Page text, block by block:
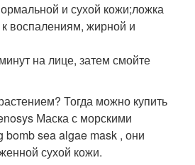
и сухой кожи;ложка
воспалениям, жирной и
на лице, затем смойте
Тогда можно купить
Маска с морскими
sea algae mask , они
сухой кожи.